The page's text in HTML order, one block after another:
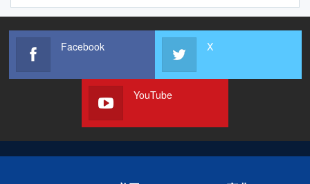
Facebook X
YouTube